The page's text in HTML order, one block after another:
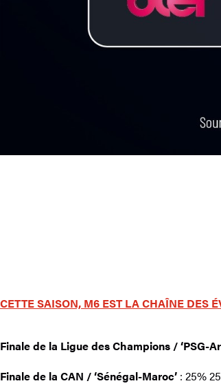
CETTE SAISON, M6 EST LA CHAÎNE DES
Finale de la Ligue des Champions / ‘PSG-
Finale de la CAN / ‘Sénégal-Maroc’ : 25%